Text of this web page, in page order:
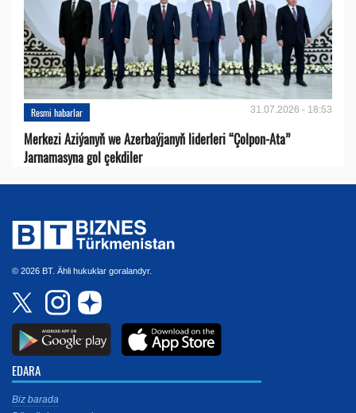
Resmi habarlar 31.07.2026 - 18:53
Merkezi Aziýanyň we Azerbaýjanyň liderleri “Çolpon-Ata”
Jarnamasyna gol çekdiler
© 2026 BT. Ähli hukuklar goralandyr.
EDARA
Biz barada